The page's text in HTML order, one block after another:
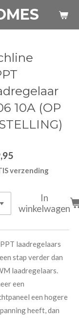
10A (OP
verzending
In
winkelwagen
laadregelaars
stap verder dan
laadregelaars.
een
een hogere
heeft, dan